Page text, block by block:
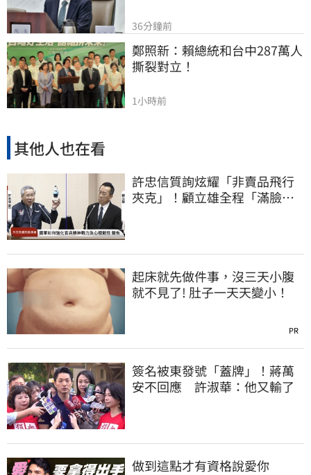
36分鐘前
鄭照新：賴總統和台中287萬人
撕裂對立！
1小時前
其他人也在看
許忠信質詢炫耀「非賣品飛行
夾克」！顧立雄全程「滿臉問
起床就先做件事，沒三天小腹
就不見了! 肚子一天天變小！
PR
簽名被東發號「蓋牌」！蔣萬
安不回應 許淑華：他又輸了
做到這點才有資格說愛你